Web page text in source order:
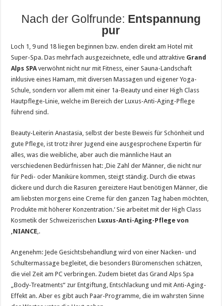
Nach der Golfrunde: Entspannung
pur
Loch 1, 9 und 18 liegen beginnen bzw. enden direkt am Hotel mit
Super-Spa. Das mehrfach ausgezeichnete, edle und attraktive Grand
Alps SPAverwöhnt nicht nur mit Fitness, einer Sauna-Landschaft
inklusive eines Hamam, mit diversen Massagen und eigener Yoga-
Schule, sondern vor allem mit einer 1a-Beauty und einer High Class
Hautpflege-Linie, welche im Bereich der Luxus-Anti-Aging-Pflege
führend sind.
Beauty-Leiterin Anastasia, selbst der beste Beweis für Schönheit und
gute Pflege, ist trotz ihrer Jugend eine ausgesprochene Expertin für
alles, was die weibliche, aber auch die männliche Haut an
verschiedenen Bedürfnissen hat: ‚Die Zahl der Männer, die nicht nur
für Pedi- oder Maniküre kommen, steigt ständig. Durch die etwas
dickere und durch die Rasuren gereiztere Haut benötigen Männer, die
am liebsten morgens eine Creme für den ganzen Tag haben möchten,
Produkte mit höherer Konzentration.‘ Sie arbeitet mit der High Class
Kosmetik der Schweizerischen Luxus-Anti-Aging-Pflege von
‚NIANCE‚.
Angenehm: Jede Gesichtsbehandlung wird von einer Nacken- und
Schultermassage begleitet, die besonders Büromenschen schätzen,
die viel Zeit am PC verbringen. Zudem bietet das Grand Alps Spa
„Body-Treatments“ zur Entgiftung, Entschlackung und mit Anti-Aging-
Effekt an. Aber es gibt auch Paar-Programme, die im wahrsten Sinne